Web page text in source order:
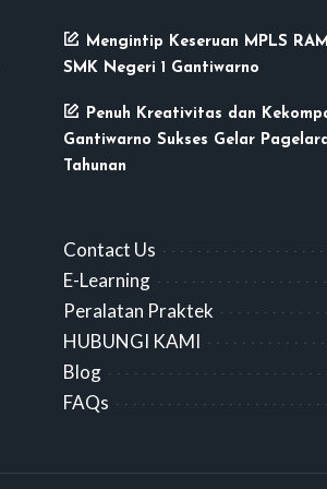
Mengintip Keseruan MPLS
SMK Negeri 1 Gantiwarno
Penuh Kreativitas dan
Gantiwarno Sukses Gelar
Tahunan
Contact Us
E-Learning
Peralatan Praktek
HUBUNGI KAMI
Blog
FAQs